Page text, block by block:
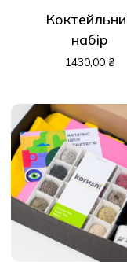
набір
1430,00 ₴